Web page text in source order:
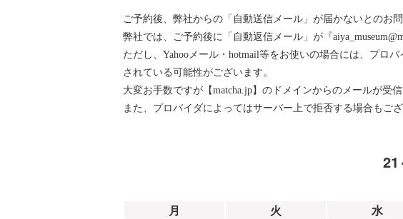
ご予約後、弊社からの「自動送信メール」が届かないとのお
弊社では、ご予約後に「自動返信メール」が『
ただし、Yahooメール・hotmail等をお使いの場合には、プロ
されている可能性がございます。
大変お手数ですが【matcha.jp】のドメインからのメールが受
また、プロバイダによってはサーバー上で拒否する場合もご
21
月 火 水